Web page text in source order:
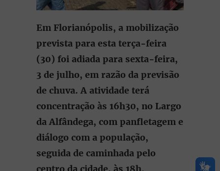
Em Florianópolis, a mobilização
prevista para esta terça-feira
(30) foi adiada para sexta-feira,
3 de julho, em razão da previsão
de chuva. A atividade terá
concentração às 16h30, no Largo
da Alfândega, com panfletagem e
diálogo com a população,
seguida de caminhada pelo